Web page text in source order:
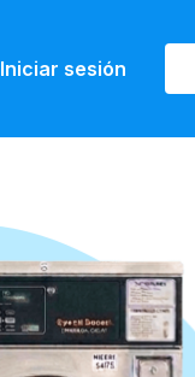
Iniciar sesión